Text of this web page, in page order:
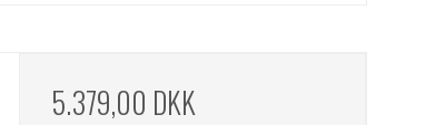
5.379,00 DKK